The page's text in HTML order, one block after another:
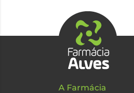
A Farmácia